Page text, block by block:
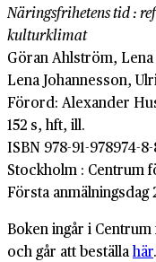
Näringsfrihetens tid :
kulturklimat
Göran Ahlström,
Lena Johannesson,
Förord: Alexander
152 s, hft, ill.
ISBN 978-91-978974-
Stockholm : Centrum
Första anmälningsdag
Boken ingår i
och går att beställahär.